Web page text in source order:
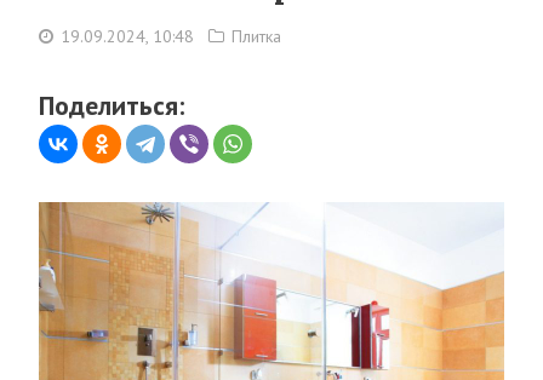
19.09.2024, 10:48 Плитка
Поделиться: